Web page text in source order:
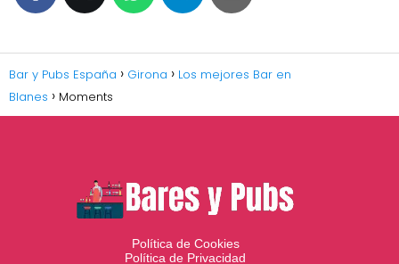
Bar y Pubs España Girona
Los mejores Bar en
Blanes
Moments
Política de Cookies
Política de Privacidad